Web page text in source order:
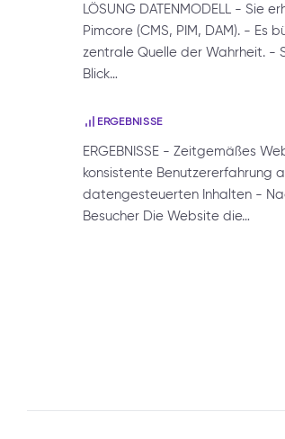
LÖSUNG DATENMODELL -
Pimcore (CMS, PIM, DAM). -
zentrale Quelle der Wahrheit. -
Blick…
ERGEBNISSE
ERGEBNISSE - Zeitgemäßes
konsistente Benutzererfahrung
datengesteuerten Inhalten -
Besucher Die Website die…